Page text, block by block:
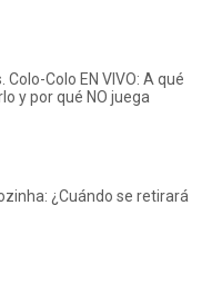
Colo-Colo EN VIVO: A qué
y por qué NO juega
¿Cuándo se retirará